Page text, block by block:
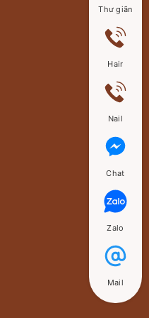
Thư giãn
Hair
Nail
Chat
Zalo
Mail